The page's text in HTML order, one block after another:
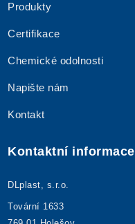
Produkty
Certifikace
Chemické odolnosti
Napište nám
Kontakt
Kontaktní informace
DLplast, s.r.o.
Tovární 1633